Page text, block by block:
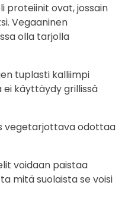
proteiinit ovat, jossain
Vegaaninen
olla tarjolla
tuplasti kalliimpi
ei käyttäydy grillissä
vegetarjottava odottaa
voidaan paistaa
mitä suolaista se voisi